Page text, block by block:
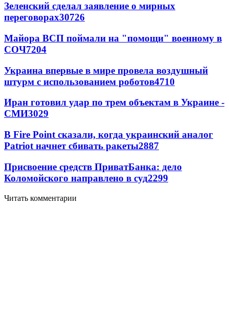
Зеленский сделал заявление о мирных
переговорах30726
Майора ВСП поймали на "помощи" военному в
СОЧ7204
Украина впервые в мире провела воздушный
штурм с использованием роботов4710
Иран готовил удар по трем объектам в Украине -
СМИ3029
В Fire Point сказали, когда украинский аналог
Patriot начнет сбивать ракеты2887
Присвоение средств ПриватБанка: дело
Коломойского направлено в суд2299
Читать комментарии